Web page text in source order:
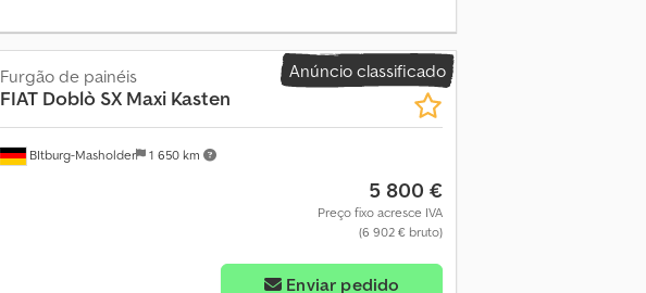
Anúncio classificado
BItburg-Masholder 1 650 km
Furgão de painéis
FIAT Doblò SX Maxi Kasten
5 800 €
Preço fixo acresce IVA
(6 902 € bruto)
Enviar pedido